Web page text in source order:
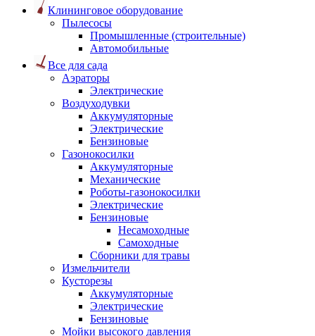
Клининговое оборудование
Пылесосы
Промышленные (строительные)
Автомобильные
Все для сада
Аэраторы
Электрические
Воздуходувки
Аккумуляторные
Электрические
Бензиновые
Газонокосилки
Аккумуляторные
Механические
Роботы-газонокосилки
Электрические
Бензиновые
Несамоходные
Самоходные
Сборники для травы
Измельчители
Кусторезы
Аккумуляторные
Электрические
Бензиновые
Мойки высокого давления